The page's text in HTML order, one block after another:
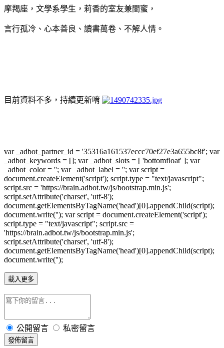
摩羯座，文學系學生，莉香的室友兼閨蜜，
言行孤冷、心本善良、讀書萬卷、不解人情。
目前資料不多，持續更新唷
var _adbot_partner_id = '35316a161537eccc70ef27e3a655bc8f'; var
_adbot_keywords = []; var _adbot_slots = [ 'bottomfloat' ]; var
_adbot_color = ''; var _adbot_label = ''; var script =
document.createElement('script'); script.type = "text/javascript";
script.src = 'https://brain.adbot.tw/js/bootstrap.min.js';
script.setAttribute('charset', 'utf-8');
document.getElementsByTagName('head')[0].appendChild(script);
document.write(''); var script = document.createElement('script');
script.type = "text/javascript"; script.src =
'https://brain.adbot.tw/js/bootstrap.min.js';
script.setAttribute('charset', 'utf-8');
document.getElementsByTagName('head')[0].appendChild(script);
document.write('');
載入更多
公開留言 私密留言
發佈留言